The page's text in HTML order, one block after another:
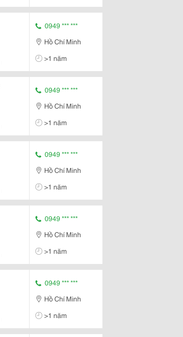
0949 *** ***
Hồ Chí Minh
>1 năm
0949 *** ***
Hồ Chí Minh
>1 năm
0949 *** ***
Hồ Chí Minh
>1 năm
0949 *** ***
Hồ Chí Minh
>1 năm
0949 *** ***
Hồ Chí Minh
>1 năm